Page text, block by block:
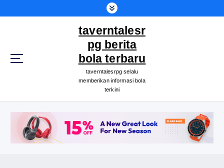
k
taverntalesr
pg berita
bola terbaru
taverntalesrpg selalu
memberikan informasi bola
terkini